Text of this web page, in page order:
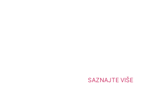
SAZNAJTE VIŠE